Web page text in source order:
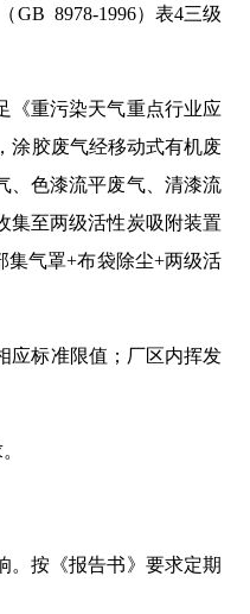
GB 8978-1996）表4三级
《重污染天气重点行业应
涂胶废气经移动式有机废
、色漆流平废气、清漆流
集至两级活性炭吸附装置
集气罩+布袋除尘+两级活
应标准限值；厂区内挥发
。按《报告书》要求定期